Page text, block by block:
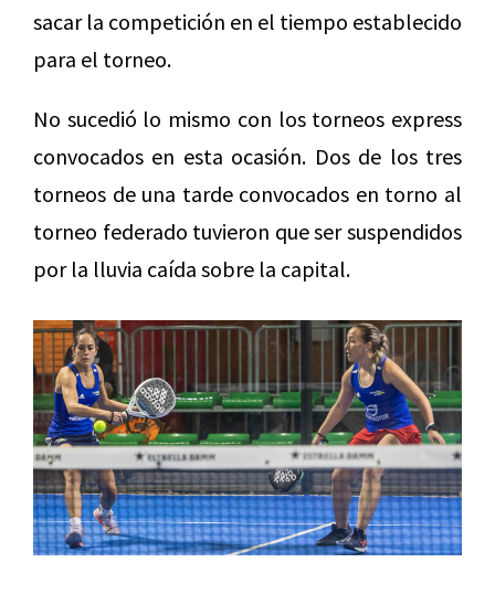
sacar la competición en el tiempo establecido
para el torneo.
No sucedió lo mismo con los torneos express
convocados en esta ocasión. Dos de los tres
torneos de una tarde convocados en torno al
torneo federado tuvieron que ser suspendidos
por la lluvia caída sobre la capital.